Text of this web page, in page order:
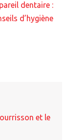
dentaire :
d’hygiène
et le